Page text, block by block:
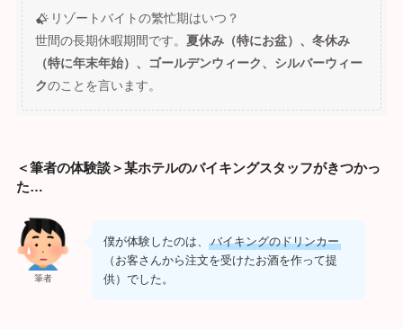
リゾートバイトの繁忙期はいつ？
世間の長期休暇期間です。 夏休み（特にお盆）、冬休み
（特に年末年始）、ゴールデンウィーク、シルバーウィー
クのことを言います。
＜筆者の体験談＞某ホテルのバイキングスタッフがきつかっ
た…
筆者
僕が体験したのは、バイキングのドリンカー
（お客さんから注文を受けたお酒を作って提
供）でした。